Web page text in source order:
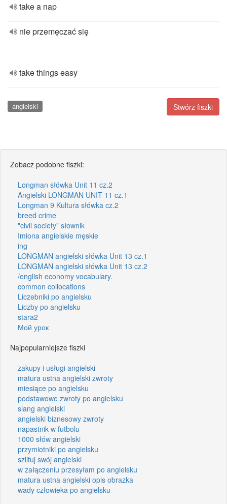
take a nap
nie przemęczać się
take things easy
Stwórz fiszki
angielski
Zobacz podobne fiszki:
Longman słówka Unit 11 cz.2
Angielski LONGMAN UNIT 11 cz.1
Longman 9 Kultura słówka cz.2
breed crime
"civil society" słownik
Imiona angielskie męskie
ing
LONGMAN angielski słówka Unit 13 cz.1
LONGMAN angielski słówka Unit 13 cz.2
/english economy vocabulary.
common collocations
Liczebniki po angielsku
Liczby po angielsku
stara2
Мой урок
Najpopularniejsze fiszki
zakupy i usługi angielski
matura ustna angielski zwroty
miesiące po angielsku
podstawowe zwroty po angielsku
slang angielski
angielski biznesowy zwroty
napastnik w futbolu
1000 słów angielski
przymiotniki po angielsku
szlifuj swój angielski
w załączeniu przesyłam po angielsku
matura ustna angielski opis obrazka
wady człowieka po angielsku